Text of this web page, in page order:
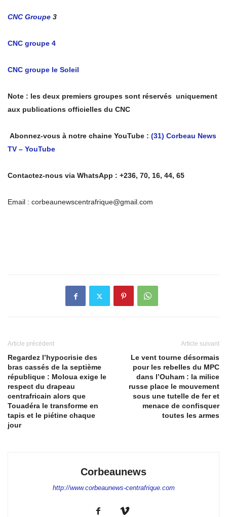
CNC Groupe 3
CNC groupe 4
CNC groupe le Soleil
Note : les deux premiers groupes sont réservés uniquement
aux publications officielles du CNC
Abonnez-vous à notre chaine YouTube : (31) Corbeau News
TV – YouTube
Contactez-nous via WhatsApp : +236, 70, 16, 44, 65
Email : corbeaunewscentrafrique@gmail.com
Article précédent
Regardez l’hypocrisie des
bras cassés de la septième
république : Moloua exige le
respect du drapeau
centrafricain alors que
Touadéra le transforme en
tapis et le piétine chaque
jour
Article suivant
Le vent tourne désormais
pour les rebelles du MPC
dans l’Ouham : la milice
russe place le mouvement
sous une tutelle de fer et
menace de confisquer
toutes les armes
Corbeaunews
http://www.corbeaunews-centrafrique.com